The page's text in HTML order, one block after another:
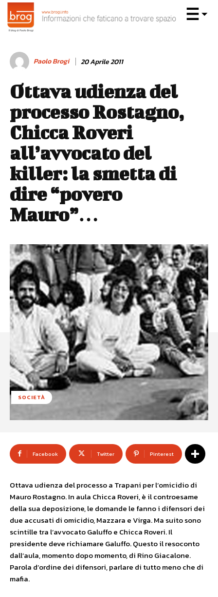
Paolo Brogi 20 Aprile 2011
Ottava udienza del
processo Rostagno,
Chicca Roveri
all’avvocato del
killer: la smetta di
dire “povero
Mauro”…
SOCIETÀ
Facebook Twitter Pinterest
Ottava udienza del processo a Trapani per l’omicidio di
Mauro Rostagno. In aula Chicca Roveri, è il controesame
della sua deposizione, le domande le fanno i difensori dei
due accusati di omicidio, Mazzara e Virga. Ma suito sono
scintille tra l’avvocato Galuffo e Chicca Roveri. Il
presidente deve richiamare Galuffo. Questo il resoconto
dall’aula, momento dopo momento, di Rino Giacalone.
Parola d’ordine dei difensori, parlare di tutto meno che di
mafia.